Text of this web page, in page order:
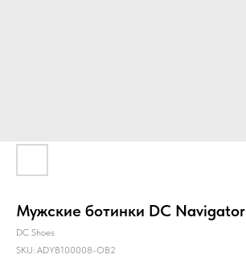
Мужские ботинки DC Navigator
DC Shoes
SKU: ADYB100008-OB2